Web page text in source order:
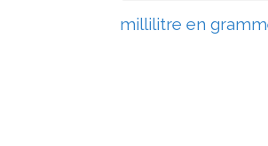
millilitre en